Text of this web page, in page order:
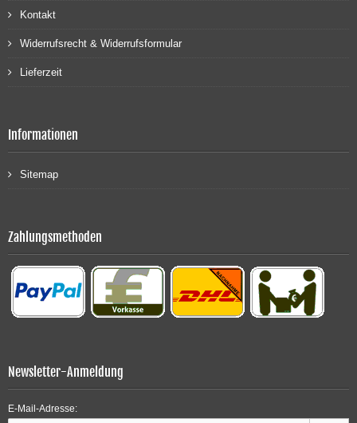
Kontakt
Widerrufsrecht & Widerrufsformular
Lieferzeit
Informationen
Sitemap
Zahlungsmethoden
Newsletter-Anmeldung
E-Mail-Adresse: